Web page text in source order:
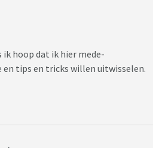
ik hoop dat ik hier mede-
tips en tricks willen uitwisselen.